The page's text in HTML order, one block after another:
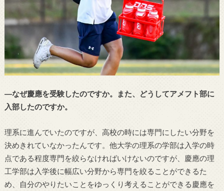
―なぜ慶應を受験したのですか。また、どうしてアメフト部に
入部したのですか。
理系に進んでいたのですが、高校の時には専門にしたい分野を
決めきれていなかったんです。他大学の理系の学部は入学の時
点である程度専門を絞らなければいけないのですが、慶應の理
工学部は入学後に幅広い分野から専門を絞ることができるた
め、自分のやりたいことをゆっくり考えることができる慶應を